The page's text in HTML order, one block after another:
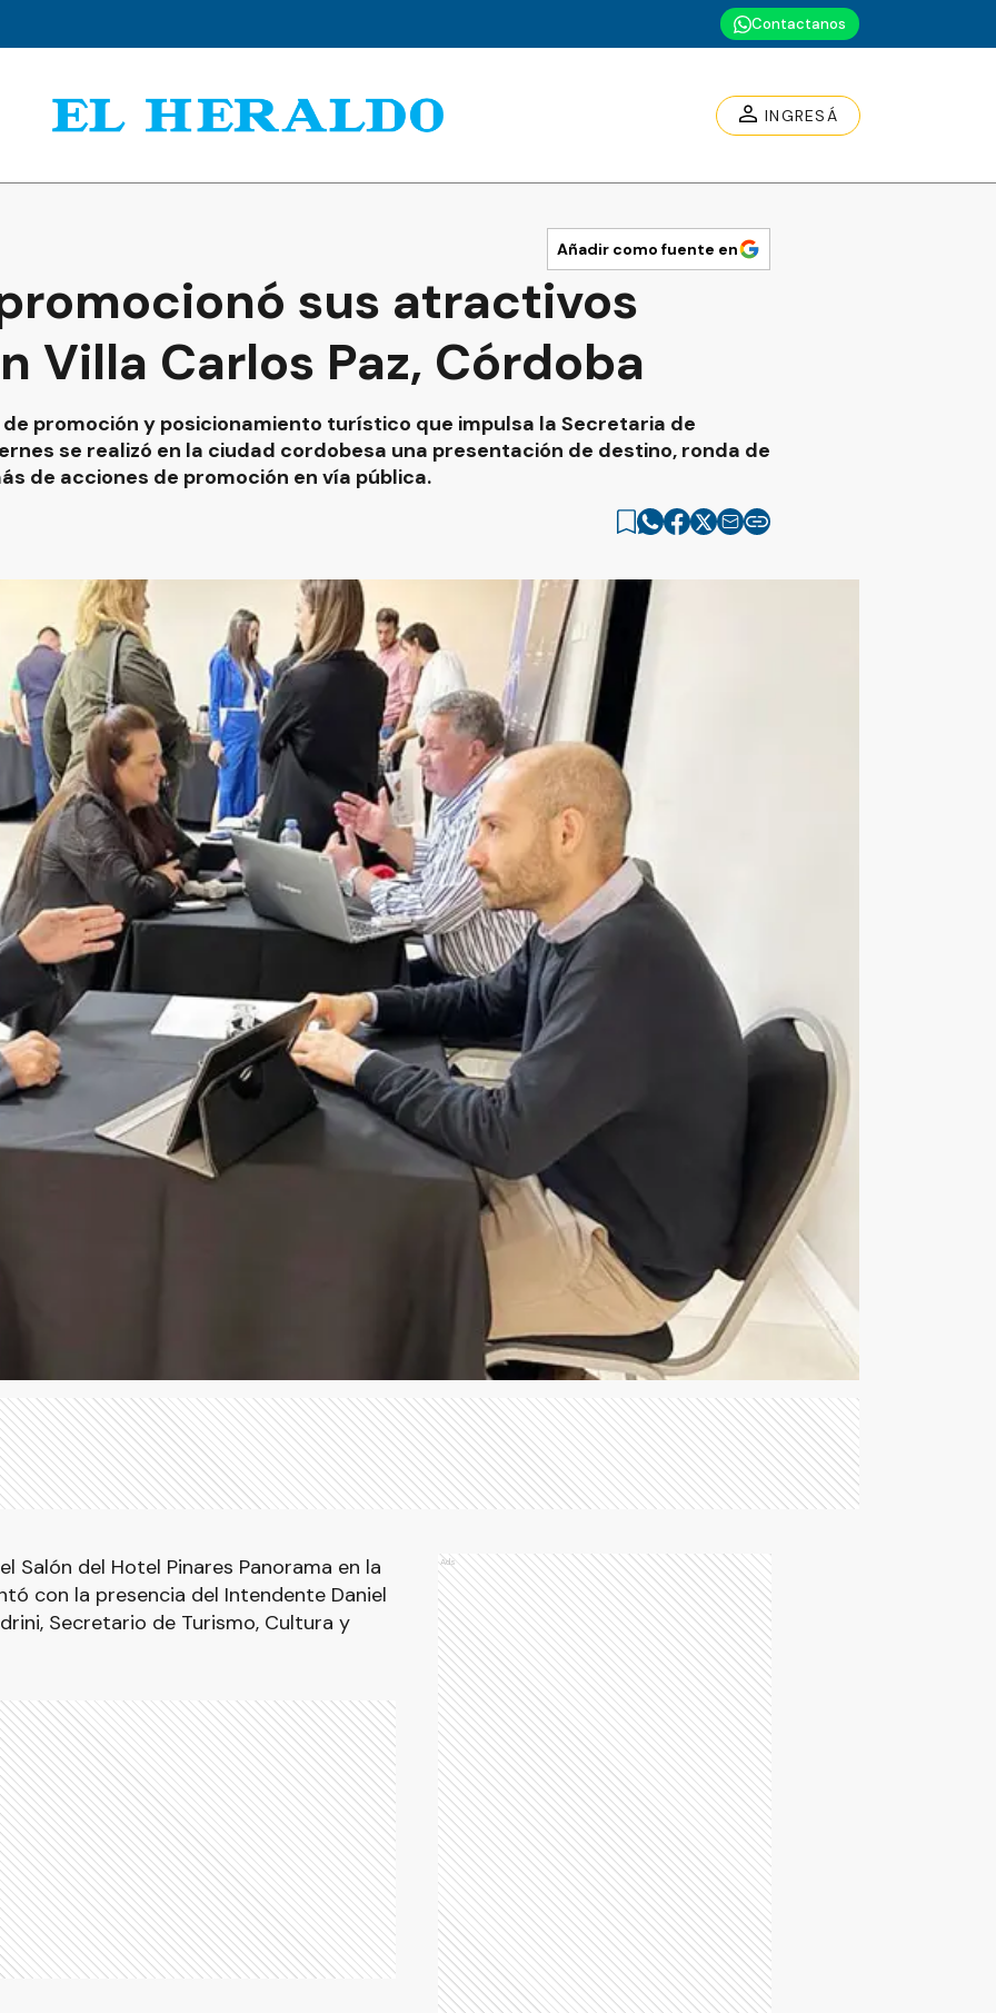
Contactanos
INGRESÁ
Añadir como fuente en
sus atractivos
Villa Carlos Paz, Córdoba
promoción y posicionamiento turístico que impulsa la Secretaria de
se realizó en la ciudad cordobesa una presentación de destino, ronda de
de acciones de promoción en vía pública.
Salón del Hotel Pinares Panorama en la
con la presencia del Intendente Daniel
Secretario de Turismo, Cultura y
Ads